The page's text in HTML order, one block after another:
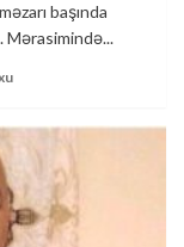
başında
Mərasimində...